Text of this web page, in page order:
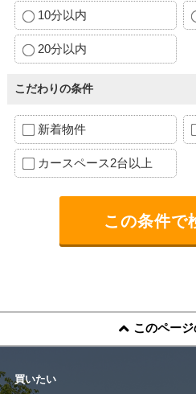
10分以内
20分以内
こだわりの条件
新着物件
カースペース2台以上
このペー
買いたい